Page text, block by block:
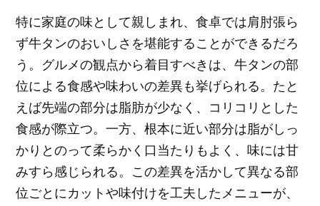
特に家庭の味として親しまれ、食卓では肩肘張ら
ず牛タンのおいしさを堪能することができるだろ
う。グルメの観点から着目すべきは、牛タンの部
位による食感や味わいの差異も挙げられる。たと
えば先端の部分は脂肪が少なく、コリコリとした
食感が際立つ。一方、根本に近い部分は脂がしっ
かりとのって柔らかく口当たりもよく、味には甘
みすら感じられる。この差異を活かして異なる部
位ごとにカットや味付けを工夫したメニューが、